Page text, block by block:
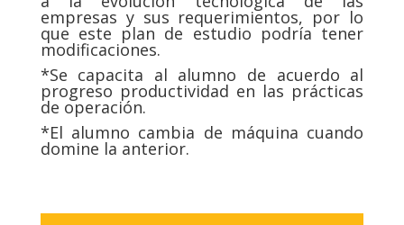
empresas y sus requerimientos, por lo
que este plan de estudio podría tener
modificaciones.
*Se capacita al alumno de acuerdo al
progreso productividad en las prácticas
de operación.
*El alumno cambia de máquina cuando
domine la anterior.